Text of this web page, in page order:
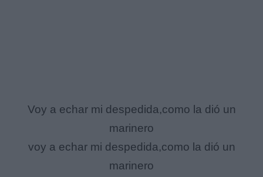
Voy a echar mi despedida,como la dió un
marinero
voy a echar mi despedida,como la dió un
marinero